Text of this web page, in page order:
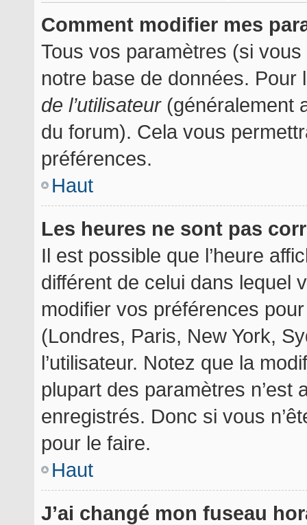
Comment modifier mes
Tous vos paramètres (si
notre base de données.
de l’utilisateur(généralement
du forum). Cela vous
préférences.
Haut
Les heures ne sont pas
Il est possible que l’heure
différent de celui dans lequel
modifier vos préférences
(Londres, Paris, New York,
l’utilisateur. Notez que la
plupart des paramètres n’est
enregistrés. Donc si vous
pour le faire.
Haut
J’ai changé mon fuseau